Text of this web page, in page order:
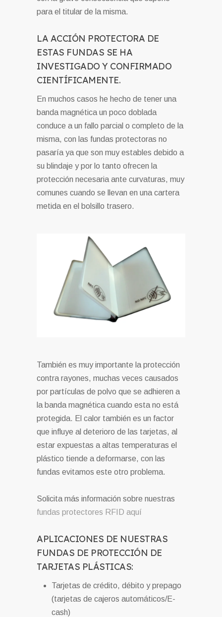
para el titular de la misma.
LA ACCIÓN PROTECTORA DE
ESTAS FUNDAS SE HA
INVESTIGADO Y CONFIRMADO
CIENTÍFICAMENTE.
En muchos casos he hecho de tener una
banda magnética un poco doblada
conduce a un fallo parcial o completo de la
misma, con las fundas protectoras no
pasaría ya que son muy estables debido a
su blindaje y por lo tanto ofrecen la
protección necesaria ante curvaturas, muy
comunes cuando se llevan en una cartera
metida en el bolsillo trasero.
También es muy importante la protección
contra rayones, muchas veces causados
por partículas de polvo que se adhieren a
la banda magnética cuando esta no está
protegida. El calor también es un factor
que influye al deterioro de las tarjetas, al
estar expuestas a altas temperaturas el
plástico tiende a deformarse, con las
fundas evitamos este otro problema.
Solicita más información sobre nuestras
fundas protectores RFID aquí
APLICACIONES DE NUESTRAS
FUNDAS DE PROTECCIÓN DE
TARJETAS PLÁSTICAS:
Tarjetas de crédito, débito y prepago
(tarjetas de cajeros automáticos/E-
cash)